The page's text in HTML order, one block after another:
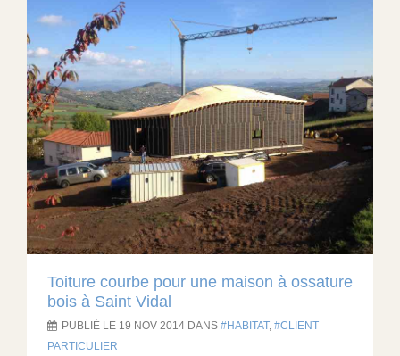
Toiture courbe pour une maison à ossature
bois à Saint Vidal
PUBLIÉ LE 19 NOV 2014 DANS HABITAT
CLIENT
PARTICULIER